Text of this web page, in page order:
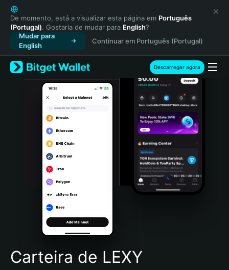
English
日本語
Tiếng Việt
Русский
Español (Latinoamérica)
Türkçe
Italiano
Português (Portugal)
Bahasa Indonesia
Português (Brasil)
Español (Argentina)
De momento, está a visualizar esta página em Português
(Portugal). Gostaria de mudar para English?
Mudar para
English
Continuar em Português (Portugal)
Descarregar agora
Carteira de LEXY